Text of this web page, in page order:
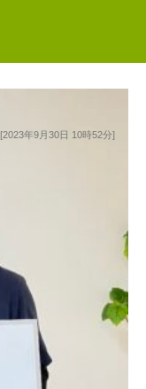
[2023年9月30日 10時52分]